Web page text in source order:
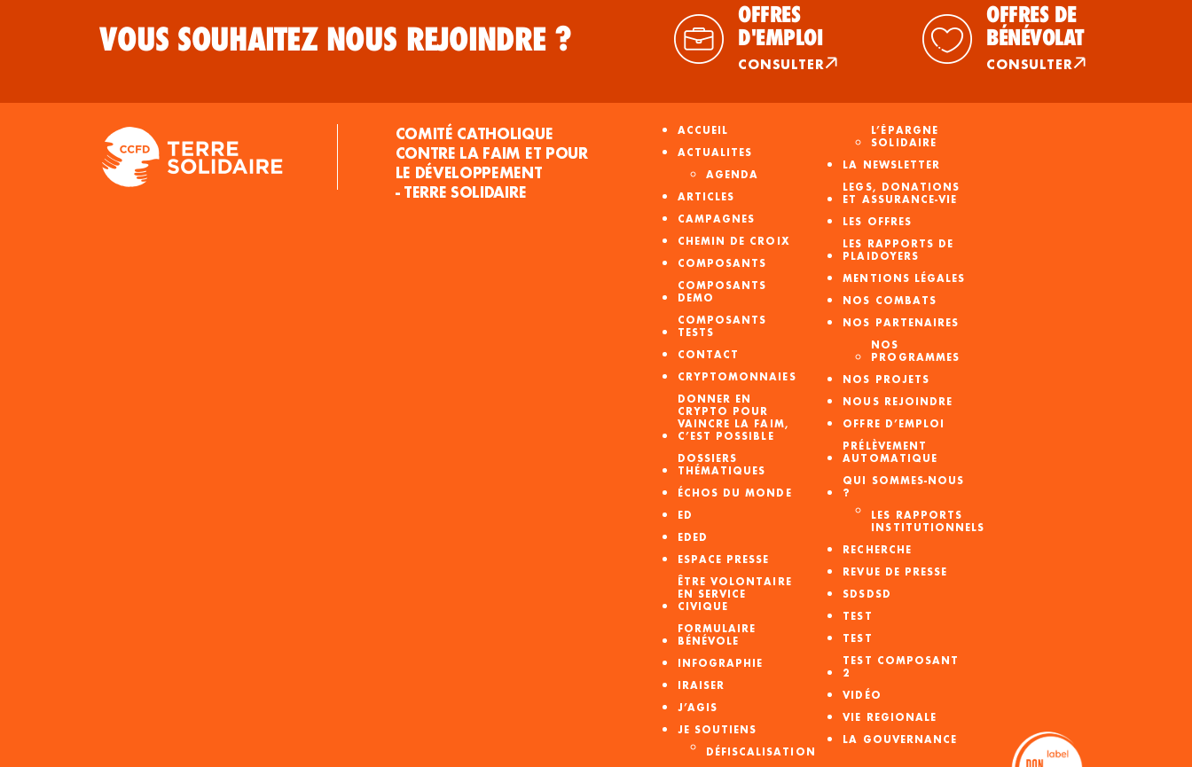
VOUS SOUHAITEZ NOUS REJOINDRE ?
OFFRES
D'EMPLOI
CONSULTER
OFFRES DE
BÉNÉVOLAT
CONSULTER
COMITÉ CATHOLIQUE
CONTRE LA FAIM ET POUR
LE DÉVELOPPEMENT
- TERRE SOLIDAIRE
ACCUEIL
ACTUALITES
AGENDA
ARTICLES
CAMPAGNES
CHEMIN DE CROIX
COMPOSANTS
COMPOSANTS
DEMO
COMPOSANTS
TESTS
CONTACT
CRYPTOMONNAIES
DONNER EN
CRYPTO POUR
VAINCRE LA FAIM,
C’EST POSSIBLE
DOSSIERS
THÉMATIQUES
ÉCHOS DU MONDE
ED
EDED
ESPACE PRESSE
ÊTRE VOLONTAIRE
EN SERVICE
CIVIQUE
FORMULAIRE
BÉNÉVOLE
INFOGRAPHIE
IRAISER
J’AGIS
JE SOUTIENS
DÉFISCALISATION
L’ÉPARGNE
SOLIDAIRE
LA NEWSLETTER
LEGS, DONATIONS
ET ASSURANCE-VIE
LES OFFRES
LES RAPPORTS DE
PLAIDOYERS
MENTIONS LÉGALES
NOS COMBATS
NOS PARTENAIRES
NOS
PROGRAMMES
NOS PROJETS
NOUS REJOINDRE
OFFRE D’EMPLOI
PRÉLÈVEMENT
AUTOMATIQUE
QUI SOMMES-NOUS
?
LES RAPPORTS
INSTITUTIONNELS
RECHERCHE
REVUE DE PRESSE
SDSDSD
TEST
TEST
TEST COMPOSANT
2
VIDÉO
VIE REGIONALE
LA GOUVERNANCE